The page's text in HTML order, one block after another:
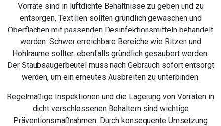
Vorräte sind in luftdichte Behältnisse zu geben und zu
entsorgen, Textilien sollten gründlich gewaschen und
Oberflächen mit passenden Desinfektionsmitteln behandelt
werden. Schwer erreichbare Bereiche wie Ritzen und
Hohlräume sollten ebenfalls gründlich gesäubert werden.
Der Staubsaugerbeutel muss nach Gebrauch sofort entsorgt
werden, um ein erneutes Ausbreiten zu unterbinden.
Regelmäßige Inspektionen und die Lagerung von Vorräten in
dicht verschlossenen Behältern sind wichtige
Präventionsmaßnahmen. Durch konsequente Umsetzung